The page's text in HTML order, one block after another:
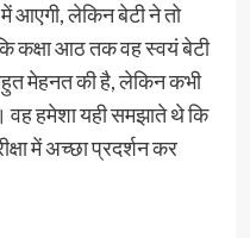
आएगी, लेकिन बेटी ने तो
कक्षा आठ तक वह स्वयं बेटी
मेहनत की है, लेकिन कभी
वह हमेशा यही समझाते थे कि
में अच्छा प्रदर्शन कर